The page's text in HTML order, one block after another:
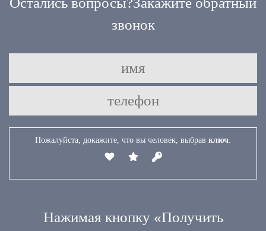
звонок
Пожалуйста, докажите, что вы человек, выбрав ключ.
Нажимая кнопку «Получить